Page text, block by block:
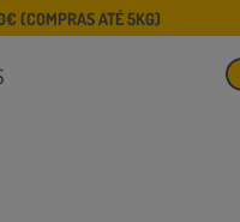
(COMPRAS ATÉ 5KG)